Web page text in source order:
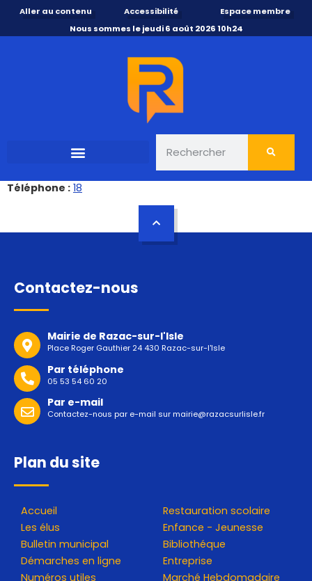
Aller au contenu Accessibilité
Espace membre
Nous sommes le jeudi 6 août 2026 10h24
Téléphone : 18
Contactez-nous
Mairie de Razac-sur-l'Isle
Place Roger Gauthier 24 430 Razac-sur-l'Isle
Par téléphone
05 53 54 60 20
Par e-mail
Contactez-nous par e-mail surmairie@razacsurlisle.fr
Plan du site
Accueil
Les élus
Bulletin municipal
Démarches en ligne
Numéros utiles
Restauration scolaire
Enfance - Jeunesse
Bibliothéque
Entreprise
Marché Hebdomadaire